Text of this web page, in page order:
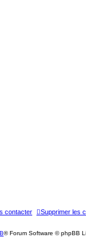
Supprimer les
contacter
® Forum Software © phpBB